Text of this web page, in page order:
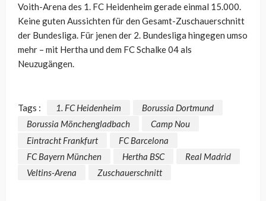
Voith-Arena des 1. FC Heidenheim gerade einmal 15.000.
Keine guten Aussichten für den Gesamt-Zuschauerschnitt
der Bundesliga. Für jenen der 2. Bundesliga hingegen umso
mehr – mit Hertha und dem FC Schalke 04 als
Neuzugängen.
Tags : 1. FC Heidenheim
Borussia Dortmund
Borussia Mönchengladbach
Camp Nou
Eintracht Frankfurt
FC Barcelona
FC Bayern München
Hertha BSC
Real Madrid
Veltins-Arena
Zuschauerschnitt